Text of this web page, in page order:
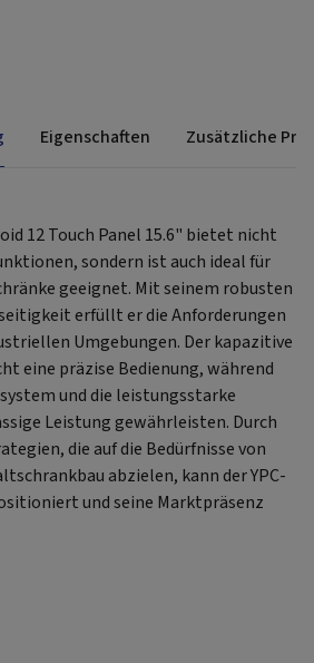
Eigenschaften Zusätzliche
12 Touch Panel 15.6" bietet nicht
sondern ist auch ideal für
geeignet. Mit seinem robusten
erfüllt er die Anforderungen
Umgebungen. Der kapazitive
eine präzise Bedienung, während
und die leistungsstarke
Leistung gewährleisten. Durch
die auf die Bedürfnisse von
abzielen, kann der YPC-
und seine Marktpräsenz